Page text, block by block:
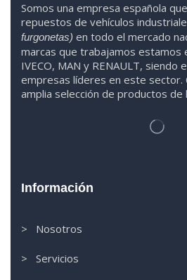
Somos una empresa española
repuestos de vehículos
furgonetas) en todo el mercado
marcas que trabajamos estamos
IVECO, MAN y RENAULT, siendo
empresas líderes en este sector.
amplia selección de productos de
Información
> Nosotros
> Servicios